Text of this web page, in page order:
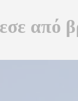
από